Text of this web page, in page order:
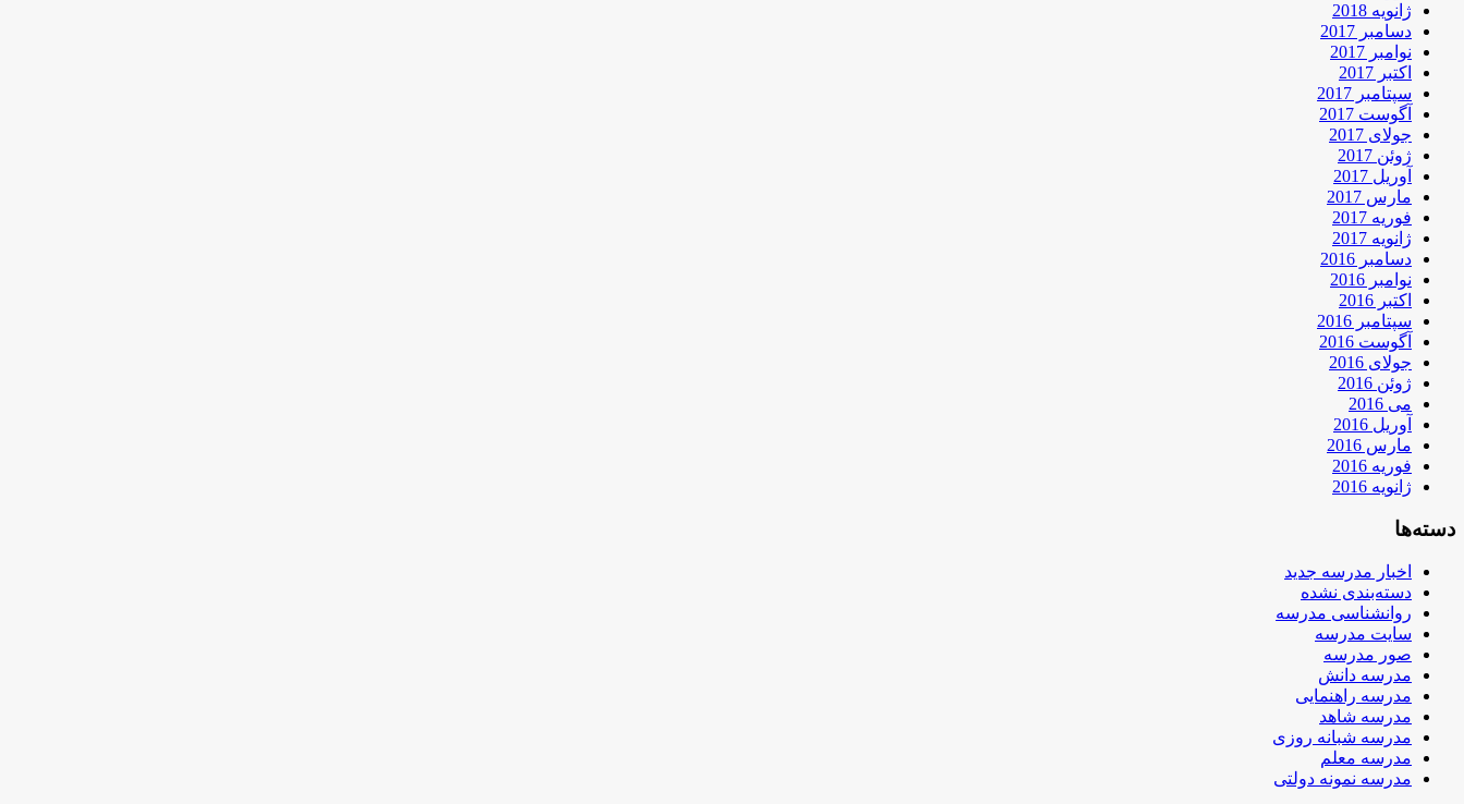
ژانویه 2018
دسامبر 2017
نوامبر 2017
اکتبر 2017
سپتامبر 2017
آگوست 2017
جولای 2017
ژوئن 2017
آوریل 2017
مارس 2017
فوریه 2017
ژانویه 2017
دسامبر 2016
نوامبر 2016
اکتبر 2016
سپتامبر 2016
آگوست 2016
جولای 2016
ژوئن 2016
می 2016
آوریل 2016
مارس 2016
فوریه 2016
ژانویه 2016
دسته‌ها
اخبار مدرسه جدید
دسته‌بندی نشده
روانشناسی مدرسه
سایت مدرسه
صور مدرسه
مدرسه دانش
مدرسه راهنمایی
مدرسه شاهد
مدرسه شبانه روزی
مدرسه معلم
مدرسه نمونه دولتی